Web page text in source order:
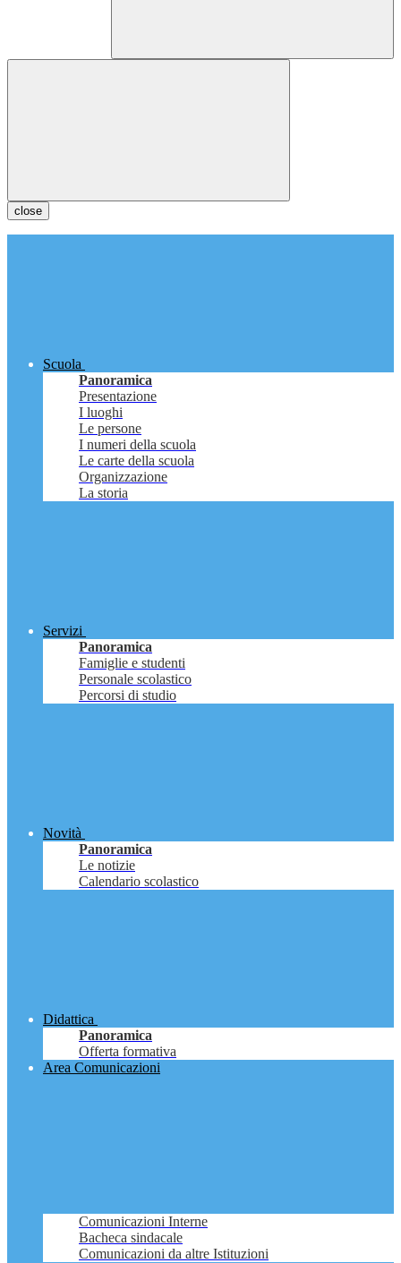
close
Scuola
Panoramica
Presentazione
I luoghi
Le persone
I numeri della scuola
Le carte della scuola
Organizzazione
La storia
Servizi
Panoramica
Famiglie e studenti
Personale scolastico
Percorsi di studio
Novità
Panoramica
Le notizie
Calendario scolastico
Didattica
Panoramica
Offerta formativa
Area Comunicazioni
Comunicazioni Interne
Bacheca sindacale
Comunicazioni da altre Istituzioni